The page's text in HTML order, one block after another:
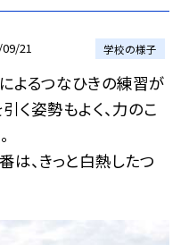
21 学校の様子
よるつなひきの練習が
く姿勢もよく、力のこ
は、きっと白熱したつ